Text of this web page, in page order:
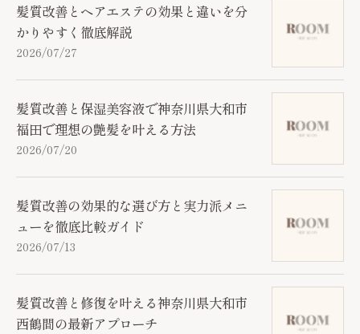
髪質改善とヘアエステの効果と違いを分
かりやすく徹底解説
2026/07/27
髪質改善と保湿美容液で神奈川県大和市
福田で理想の艶髪を叶える方法
2026/07/20
髪質改善の効果的な選び方と実力派メニ
ューを徹底比較ガイド
2026/07/13
髪質改善と修復を叶える神奈川県大和市
西鶴間の最新アプローチ